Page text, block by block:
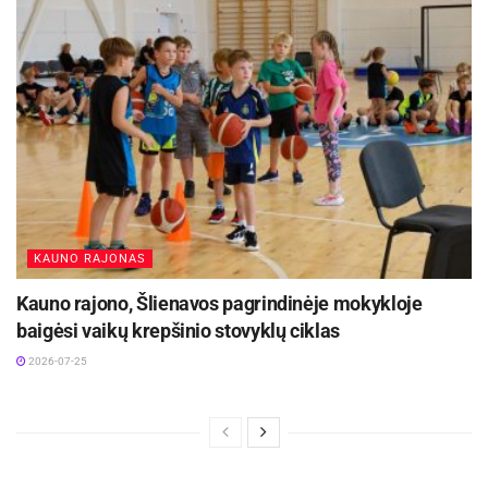
KAUNO RAJONAS
Kauno rajono, Šlienavos pagrindinėje mokykloje
baigėsi vaikų krepšinio stovyklų ciklas
2026-07-25